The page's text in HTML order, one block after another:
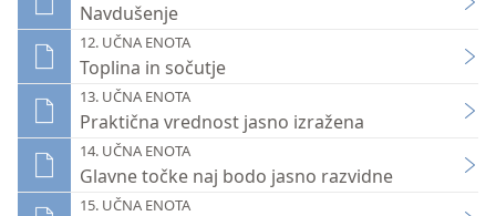
Navdušenje
12. UČNA ENOTA
Toplina in sočutje
13. UČNA ENOTA
Praktična vrednost jasno izražena
14. UČNA ENOTA
Glavne točke naj bodo jasno razvidne
15. UČNA ENOTA